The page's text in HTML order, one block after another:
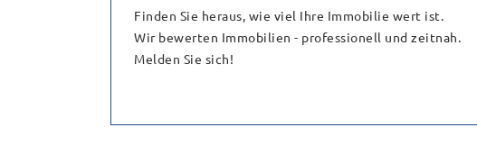
Finden Sie heraus, wie viel Ihre Immobilie wert ist.
Wir bewerten Immobilien - professionell und zeitnah.
Melden Sie sich!